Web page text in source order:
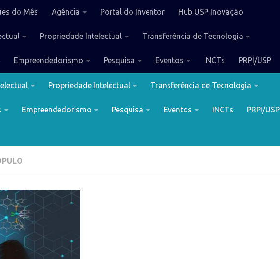
do Mês Agência Portal do Inventor Hub USP Inovação
Propriedade Intelectual Transferência de Tecnologia
Empreendedorismo Pesquisa Eventos INCTs PRPI/USP
do Mês Agência Portal do Inventor Hub USP Inovação
Propriedade Intelectual Transferência de Tecnologia
Empreendedorismo Pesquisa Eventos INCTs PRPI/USP